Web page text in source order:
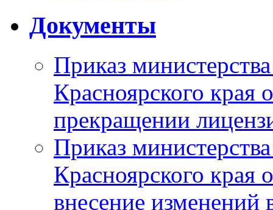
Документы
Приказ
Красноярского
прекращении
Приказ
Красноярского
внесение изменений